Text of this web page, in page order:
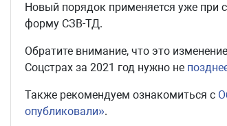
Новый порядок применяется уже при
форму СЗВ-ТД.
Обратите внимание, что это
Соцстрах за 2021 год нужно не
Также рекомендуем ознакомиться с
опубликовали».